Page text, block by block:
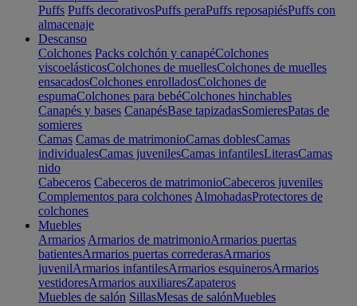
Puffs Puffs decorativosPuffs peraPuffs reposapiésPuffs con
almacenaje
Descanso
Colchones Packs colchón y canapéColchones
viscoelásticosColchones de muellesColchones de muelles
ensacadosColchones enrolladosColchones de
espumaColchones para bebéColchones hinchables
Canapés y bases CanapésBase tapizadasSomieresPatas de
somieres
Camas Camas de matrimonioCamas doblesCamas
individualesCamas juvenilesCamas infantilesLiterasCamas
nido
Cabeceros Cabeceros de matrimonioCabeceros juveniles
Complementos para colchones AlmohadasProtectores de
colchones
Muebles
Armarios Armarios de matrimonioArmarios puertas
batientesArmarios puertas correderasArmarios
juvenilArmarios infantilesArmarios esquinerosArmarios
vestidoresArmarios auxiliaresZapateros
Muebles de salón SillasMesas de salónMuebles